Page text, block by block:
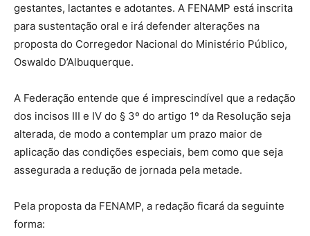
gestantes, lactantes e adotantes. A FENAMP está inscrita
para sustentação oral e irá defender alterações na
proposta do Corregedor Nacional do Ministério Público,
Oswaldo D’Albuquerque.
A Federação entende que é imprescindível que a redação
dos incisos III e IV do § 3º do artigo 1º da Resolução seja
alterada, de modo a contemplar um prazo maior de
aplicação das condições especiais, bem como que seja
assegurada a redução de jornada pela metade.
Pela proposta da FENAMP, a redação ficará da seguinte
forma: